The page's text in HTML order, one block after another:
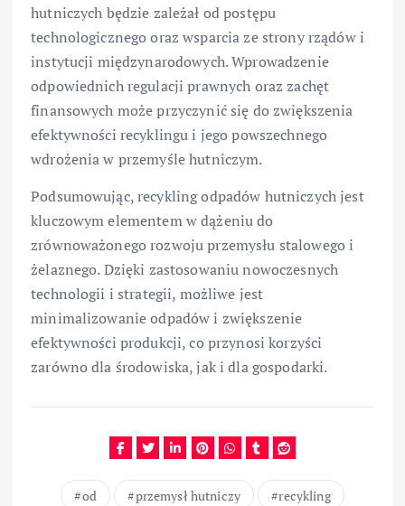
hutniczych będzie zależał od postępu
technologicznego oraz wsparcia ze strony rządów i
instytucji międzynarodowych. Wprowadzenie
odpowiednich regulacji prawnych oraz zachęt
finansowych może przyczynić się do zwiększenia
efektywności recyklingu i jego powszechnego
wdrożenia w przemyśle hutniczym.
Podsumowując, recykling odpadów hutniczych jest
kluczowym elementem w dążeniu do
zrównoważonego rozwoju przemysłu stalowego i
żelaznego. Dzięki zastosowaniu nowoczesnych
technologii i strategii, możliwe jest
minimalizowanie odpadów i zwiększenie
efektywności produkcji, co przynosi korzyści
zarówno dla środowiska, jak i dla gospodarki.
od przemysł hutniczy
recykling